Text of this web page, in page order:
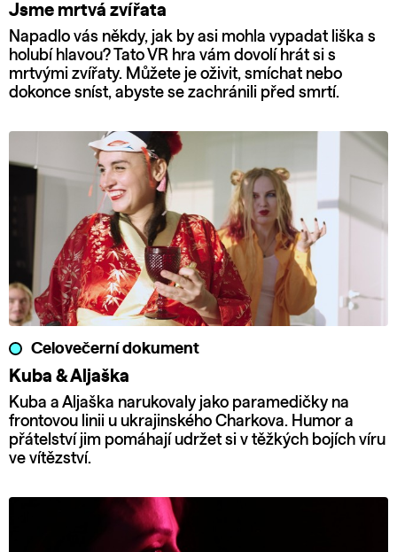
Jsme mrtvá zvířata
Napadlo vás někdy, jak by asi mohla vypadat liška s
holubí hlavou? Tato VR hra vám dovolí hrát si s
mrtvými zvířaty. Můžete je oživit, smíchat nebo
dokonce sníst, abyste se zachránili před smrtí.
Celovečerní dokument
Kuba & Aljaška
Kuba a Aljaška narukovaly jako paramedičky na
frontovou linii u ukrajinského Charkova. Humor a
přátelství jim pomáhají udržet si v těžkých bojích víru
ve vítězství.